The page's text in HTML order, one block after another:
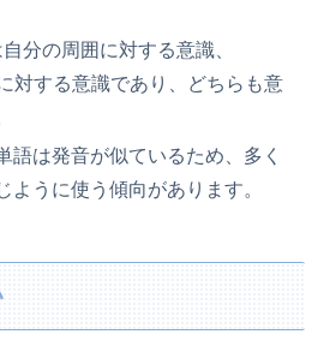
分の周囲に対する意識、
対する意識であり、どちらも意
語は発音が似ているため、多く
ように使う傾向があります。